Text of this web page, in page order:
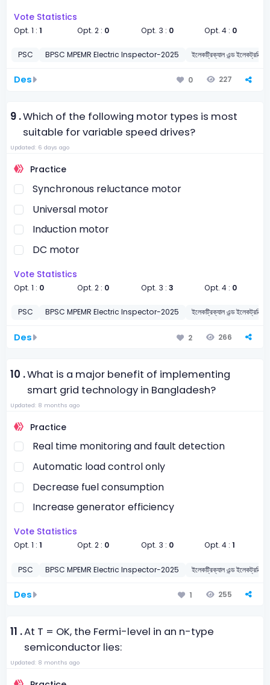
Vote Statistics
Opt. 1 :1 Opt. 2 : 0 Opt. 3 : 0 Opt. 4 : 0
PSC BPSC MPEMR Electric Inspector-2025 ইলেকট্রিক্যাল এন্ড ইলেকট্রনিক্স
Des 0 227
9 .Which of the following motor types is most
suitable for variable speed drives?
Updated: 6 days ago
Practice
Synchronous reluctance motor
Universal motor
Induction motor
DC motor
Vote Statistics
Opt. 1 : 0 Opt. 2 : 0 Opt. 3 : 3 Opt. 4 : 0
PSC BPSC MPEMR Electric Inspector-2025 ইলেকট্রিক্যাল এন্ড ইলেকট্রনিক্স
Des 2 266
10 .What is a major benefit of implementing
smart grid technology in Bangladesh?
Updated: 8 months ago
Practice
Real time monitoring and fault detection
Automatic load control only
Decrease fuel consumption
Increase generator efficiency
Vote Statistics
Opt. 1 :1 Opt. 2 : 0 Opt. 3 : 0 Opt. 4 : 1
PSC BPSC MPEMR Electric Inspector-2025 ইলেকট্রিক্যাল এন্ড ইলেকট্রনিক্স
Des 1 255
11 .At T = OK, the Fermi-level in an n-type
semiconductor lies:
Updated: 8 months ago